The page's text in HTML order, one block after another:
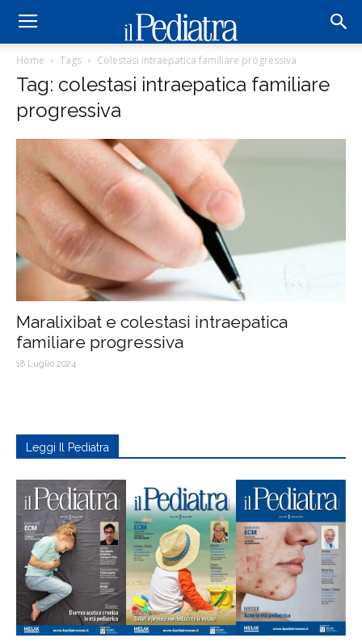
Home Tags Colestasi intraepatica familiare progressiva
Tag: colestasi intraepatica familiare
progressiva
Maralixibat e colestasi intraepatica
familiare progressiva
18 Luglio 2024
Leggi Il Pediatra